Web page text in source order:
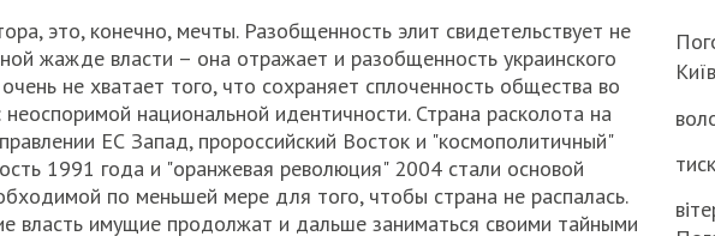
это, конечно, мечты. Разобщенность элит свидетельствует не
жажде власти – она отражает и разобщенность украинского
не хватает того, что сохраняет сплоченность общества во
неоспоримой национальной идентичности. Страна расколота на
ЕС Запад, пророссийский Восток и "космополитичный"
1991 года и "оранжевая революция" 2004 стали основой
по меньшей мере для того, чтобы страна не распалась.
власть имущие продолжат и дальше заниматься своими тайными
Київ